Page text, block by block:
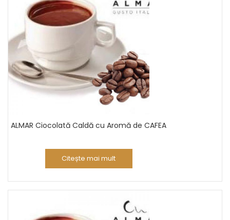
ALMAR Ciocolată Caldă cu Aromă de CAFEA
Citește mai mult